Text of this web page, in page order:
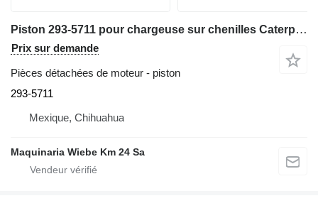
Piston 293-5711 pour chargeuse sur chenilles Caterpillar 299D3
Prix sur demande
Pièces détachées de moteur - piston
293-5711
Mexique, Chihuahua
Maquinaria Wiebe Km 24 Sa